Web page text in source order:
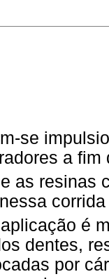
se
a
as resinas
é
dentes,
por